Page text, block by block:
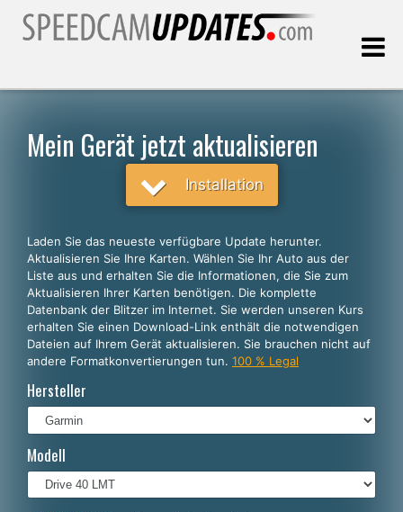
Deutsch
English
Español
Português
Français
Italiano
Polski
Nederlands
Mein Gerät jetzt aktualisieren
Installation
Laden Sie das neueste verfügbare Update herunter.
Aktualisieren Sie Ihre Karten. Wählen Sie Ihr Auto aus der
Liste aus und erhalten Sie die Informationen, die Sie zum
Aktualisieren Ihrer Karten benötigen. Die komplette
Datenbank der Blitzer im Internet. Sie werden unseren Kurs
erhalten Sie einen Download-Link enthält die notwendigen
Dateien auf Ihrem Gerät aktualisieren. Sie brauchen nicht auf
andere Formatkonvertierungen tun. 100 % Legal
Hersteller
Modell